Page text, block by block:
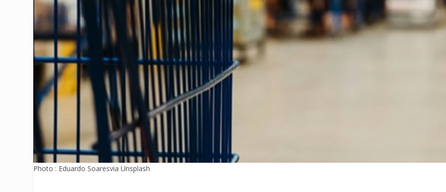
Photo : Eduardo Soaresvia Unsplash